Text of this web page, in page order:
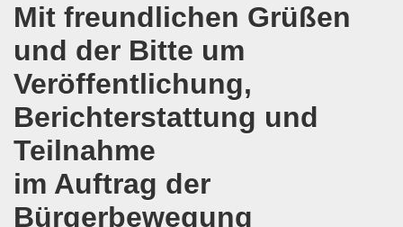
Mit freundlichen Grüßen
und der Bitte um
Veröffentlichung,
Berichterstattung und
Teilnahme
im Auftrag der
Bürgerbewegung
Bewegung findet ausnahmsweise am 03.12.2018 in
Montagsdemo-Bewegung ist und bleibt wirklich jetzt
Bewegung protestiert und demonstriert am 05.11.2018
Bewegung ruft auf am 05.11.2018 zur Solidarität mit
am 24.09.2018 uneingeschränkt